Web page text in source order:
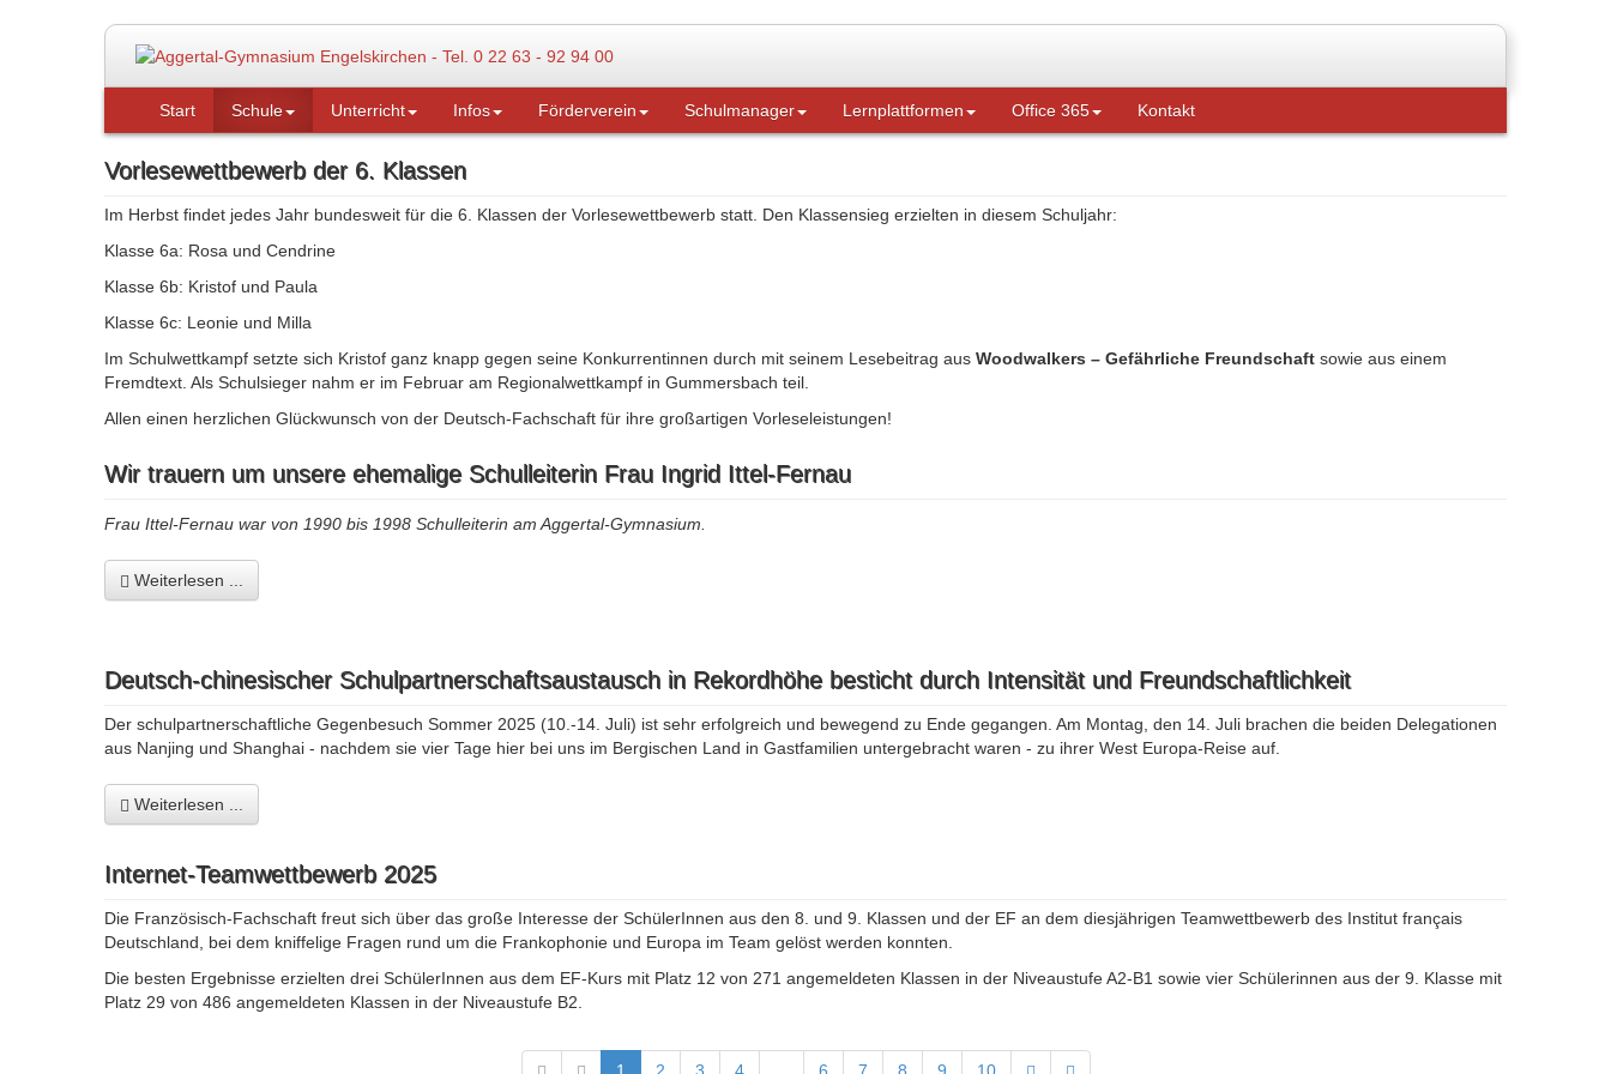
Start Schule Unterricht Infos Förderverein Schulmanager Lernplattformen Office 365 Kontakt
Vorlesewettbewerb der 6. Klassen
Im Herbst findet jedes Jahr bundesweit für die 6. Klassen der Vorlesewettbewerb statt. Den Klassensieg erzielten in diesem Schuljahr:
Klasse 6a: Rosa und Cendrine
Klasse 6b: Kristof und Paula
Klasse 6c: Leonie und Milla
Im Schulwettkampf setzte sich Kristof ganz knapp gegen seine Konkurrentinnen durch mit seinem Lesebeitrag aus Woodwalkers – Gefährliche Freundschaft sowie aus einem
Fremdtext. Als Schulsieger nahm er im Februar am Regionalwettkampf in Gummersbach teil.
Allen einen herzlichen Glückwunsch von der Deutsch-Fachschaft für ihre großartigen Vorleseleistungen!
Wir trauern um unsere ehemalige Schulleiterin Frau Ingrid Ittel-Fernau
Frau Ittel-Fernau war von 1990 bis 1998 Schulleiterin am Aggertal-Gymnasium.
Weiterlesen ...
Deutsch-chinesischer Schulpartnerschaftsaustausch in Rekordhöhe besticht durch Intensität und Freundschaftlichkeit
Der schulpartnerschaftliche Gegenbesuch Sommer 2025 (10.-14. Juli) ist sehr erfolgreich und bewegend zu Ende gegangen. Am Montag, den 14. Juli brachen die beiden Delegationen
aus Nanjing und Shanghai - nachdem sie vier Tage hier bei uns im Bergischen Land in Gastfamilien untergebracht waren - zu ihrer West Europa-Reise auf.
Weiterlesen ...
Internet-Teamwettbewerb 2025
Die Französisch-Fachschaft freut sich über das große Interesse der SchülerInnen aus den 8. und 9. Klassen und der EF an dem diesjährigen Teamwettbewerb des Institut français
Deutschland, bei dem kniffelige Fragen rund um die Frankophonie und Europa im Team gelöst werden konnten.
Die besten Ergebnisse erzielten drei SchülerInnen aus dem EF-Kurs mit Platz 12 von 271 angemeldeten Klassen in der Niveaustufe A2-B1 sowie vier Schülerinnen aus der 9. Klasse mit
Platz 29 von 486 angemeldeten Klassen in der Niveaustufe B2.